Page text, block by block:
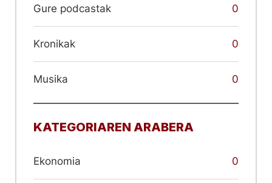
Gure podcastak 0
Kronikak 0
Musika 0
KATEGORIAREN ARABERA
Ekonomia 0